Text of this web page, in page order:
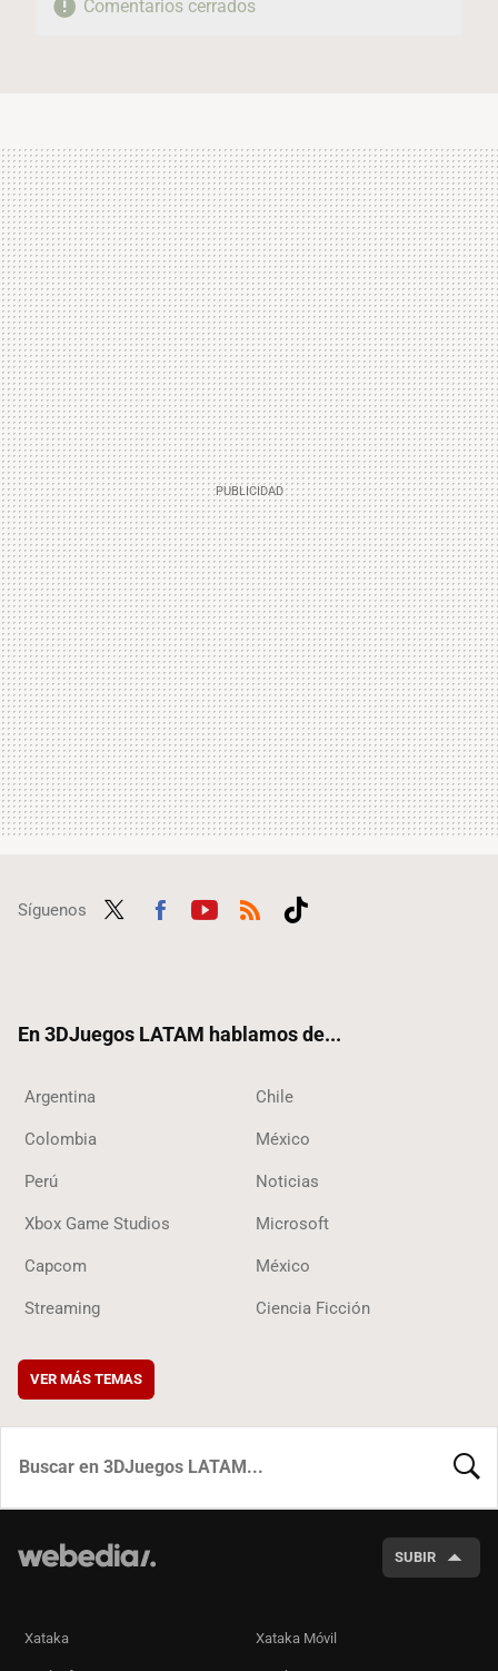
Comentarios cerrados
Síguenos
En 3DJuegos LATAM hablamos de...
Argentina Chile
Colombia México
Perú Noticias
Xbox Game Studios Microsoft
Capcom México
Streaming Ciencia Ficción
VER MÁS TEMAS
SUBIR
Xataka Xataka Móvil